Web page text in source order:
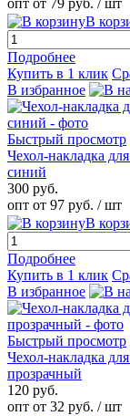
опт от 79 руб. / шт
В
Подробнее
Купить в 1 клик
В избранное
Быстрый просмотр
Чехол-накладка
синий
300 руб.
опт от 97 руб. / шт
В
Подробнее
Купить в 1 клик
В избранное
Быстрый просмотр
Чехол-накладка
прозрачный
120 руб.
опт от 32 руб. / шт